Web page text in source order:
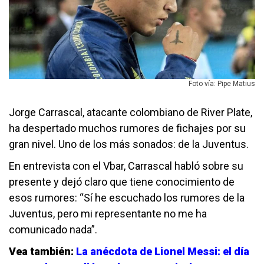
Foto vía: Pipe Matius
Jorge Carrascal, atacante colombiano de River Plate,
ha despertado muchos rumores de fichajes por su
gran nivel. Uno de los más sonados: de la Juventus.
En entrevista con el Vbar, Carrascal habló sobre su
presente y dejó claro que tiene conocimiento de
esos rumores: “Sí he escuchado los rumores de la
Juventus, pero mi representante no me ha
comunicado nada”.
Vea también: La anécdota de Lionel Messi: el día